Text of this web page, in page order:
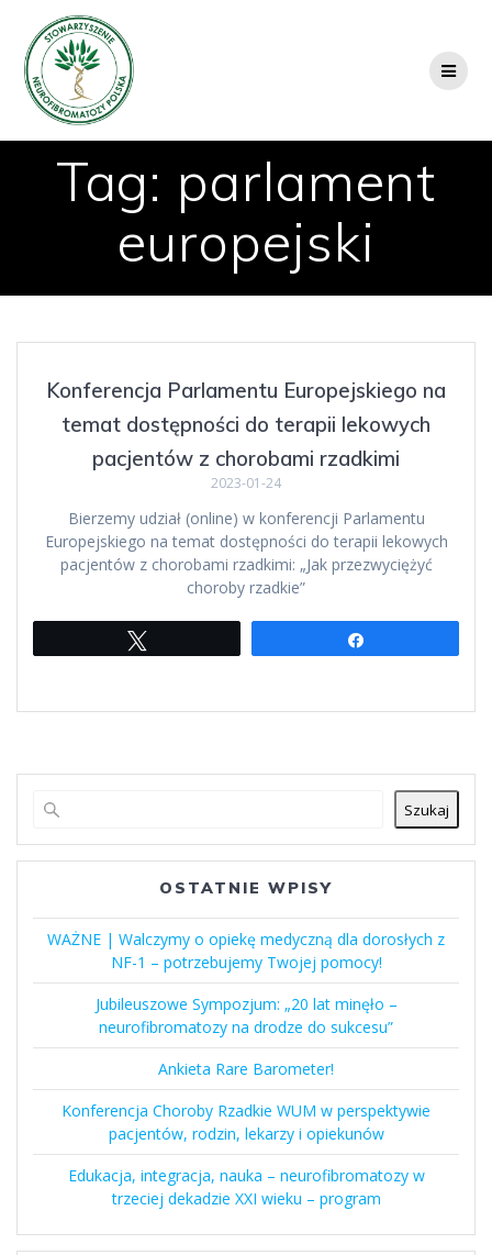
Tag: parlament
europejski
Konferencja Parlamentu Europejskiego na
temat dostępności do terapii lekowych
pacjentów z chorobami rzadkimi
2023-01-24
Bierzemy udział (online) w konferencji Parlamentu
Europejskiego na temat dostępności do terapii lekowych
pacjentów z chorobami rzadkimi: „Jak przezwyciężyć
choroby rzadkie”
Szukaj
OSTATNIE WPISY
WAŻNE | Walczymy o opiekę medyczną dla dorosłych z
NF-1 – potrzebujemy Twojej pomocy!
Jubileuszowe Sympozjum: „20 lat minęło –
neurofibromatozy na drodze do sukcesu”
Ankieta Rare Barometer!
Konferencja Choroby Rzadkie WUM w perspektywie
pacjentów, rodzin, lekarzy i opiekunów
Edukacja, integracja, nauka – neurofibromatozy w
trzeciej dekadzie XXI wieku – program